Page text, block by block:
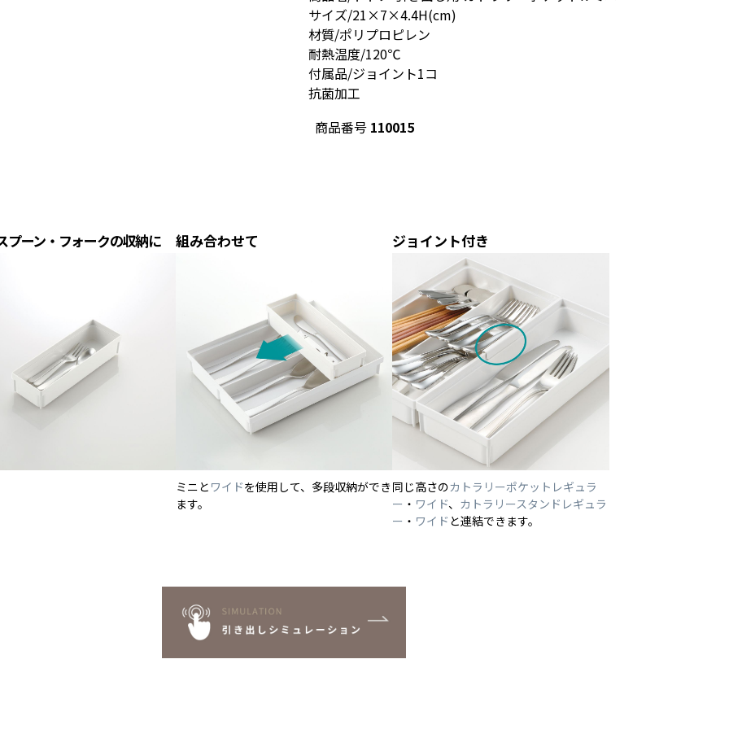
サイズ/21×7×4.4H(cm)
材質/ポリプロピレン
耐熱温度/120℃
付属品/ジョイント1コ
抗菌加工
商品番号 110015
プーン・フォークの収納に 組み合わせて
ミニと ワイドを使用して、多段収納ができ
ます。
ジョイント付き
同じ高さのカトラリーポケットレギュラ
ー ・ ワイド、 カトラリースタンドレギュラ
ー ・ ワイド と連結できます。